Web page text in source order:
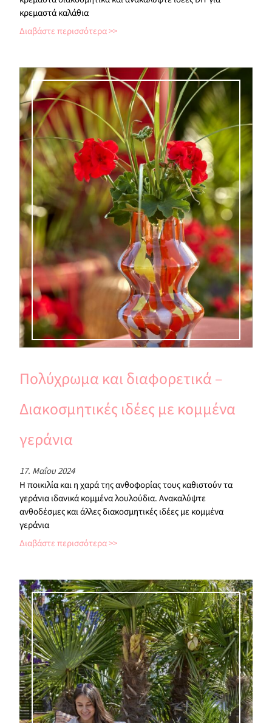
κρεμαστά καλάθια
Διαβάστε περισσότερα
Πολύχρωμα και διαφορετικά –
Διακοσμητικές ιδέες με κομμένα
γεράνια
17. Μαΐου 2024
Η ποικιλία και η χαρά της ανθοφορίας τους καθιστούν τα
γεράνια ιδανικά κομμένα λουλούδια. Ανακαλύψτε
ανθοδέσμες και άλλες διακοσμητικές ιδέες με κομμένα
γεράνια
Διαβάστε περισσότερα